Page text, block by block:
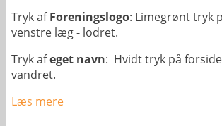
Tryk afForeningslogo: Limegrønt tryk
venstre læg - lodret.
Tryk afeget navn: Hvidt tryk på
vandret.
Læs mere